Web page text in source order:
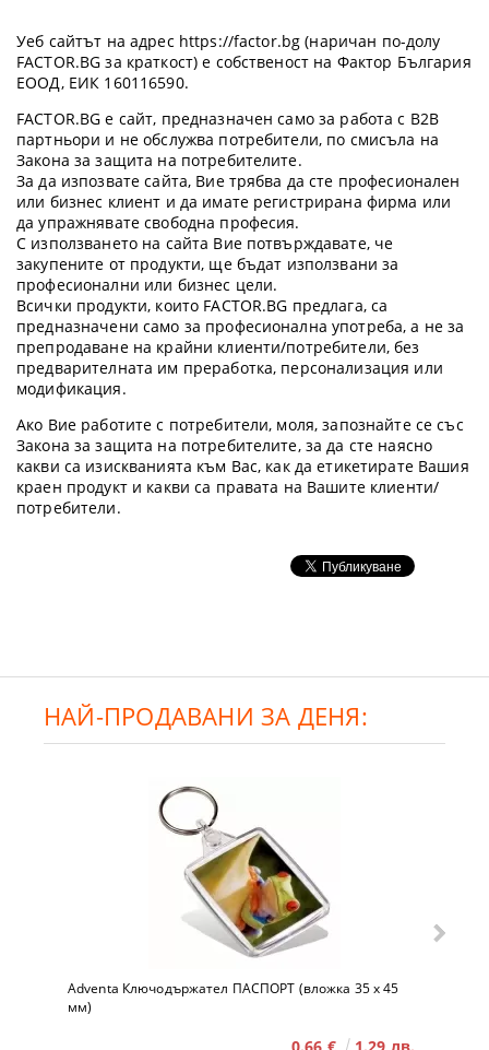
Уеб сайтът на адрес https://factor.bg (наричан по-долу
FACTOR.BG за краткост) е собственост на Фактор България
ЕООД, ЕИК 160116590.
FACTOR.BG е сайт, предназначен само за работа с B2B
партньори и не обслужва потребители, по смисъла на
Закона за защита на потребителите.
За да изпозвате сайта, Вие трябва да сте професионален
или бизнес клиент и да имате регистрирана фирма или
да упражнявате свободна професия.
С използването на сайта Вие потвърждавате, че
закупените от продукти, ще бъдат използвани за
професионални или бизнес цели.
Всички продукти, които FACTOR.BG предлага, са
предназначени само за професионална употреба, а не за
препродаване на крайни клиенти/потребители, без
предварителната им преработка, персонализация или
модификация.
Ако Вие работите с потребители, моля, запознайте се със
Закона за защита на потребителите, за да сте наясно
какви са изискванията към Вас, как да етикетирате Вашия
краен продукт и какви са правата на Вашите клиенти/
потребители.
НАЙ-ПРОДАВАНИ ЗА ДЕНЯ:
Adventa Ключодържател ПАСПОРТ (вложка 35 x 45
мм)
0.66 € 1.29 лв.